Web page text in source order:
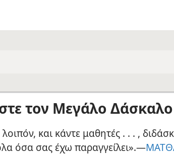
τον Μεγάλο Δάσκαλο
και κάντε μαθητές . . . ,
όσα σας έχω παραγγείλει».​—